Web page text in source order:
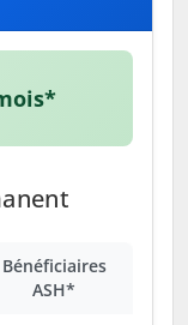
Bénéficiaires
ASH*